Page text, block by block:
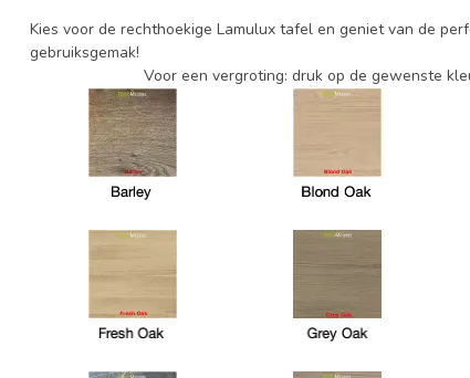
Kies voor de rechthoekige Lamulux tafel en geniet van de
gebruiksgemak!
Voor een vergroting: druk op de gewenste